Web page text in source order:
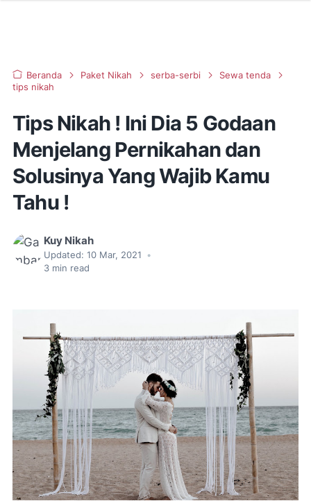
Beranda Paket Nikah serba-serbi
Sewa tenda
tips nikah
Tips Nikah ! Ini Dia 5 Godaan
Menjelang Pernikahan dan
Solusinya Yang Wajib Kamu
Tahu !
Kuy Nikah
Updated: 10 Mar, 2021
•
3 min read